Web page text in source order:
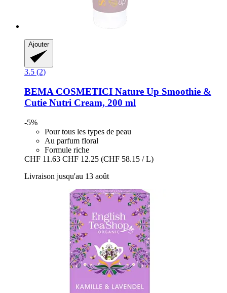
Ajouter
3.5 (2)
BEMA COSMETICI Nature Up Smoothie &
Cutie Nutri Cream, 200 ml
-5%
Pour tous les types de peau
Au parfum floral
Formule riche
CHF 11.63 CHF 12.25 (CHF 58.15 / L)
Livraison jusqu'au 13 août